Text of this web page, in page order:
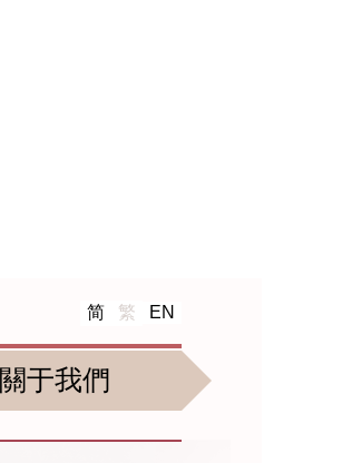
简 繁 EN
關于我們